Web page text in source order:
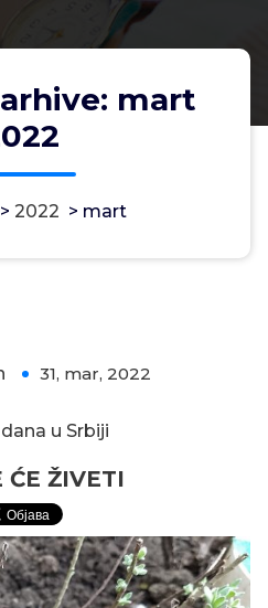
mart
> 2022 > mart
31, mar, 2022
u Srbiji
ĆE ŽIVETI